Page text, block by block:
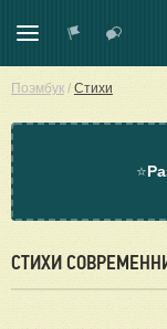
Поэмбук / Стихи
⭐
СТИХИ